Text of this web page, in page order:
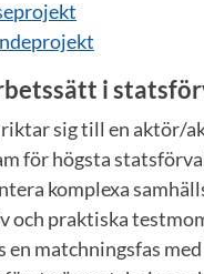
i
sig till en aktör/
för högsta
komplexa
och praktiska
en matchningsfas